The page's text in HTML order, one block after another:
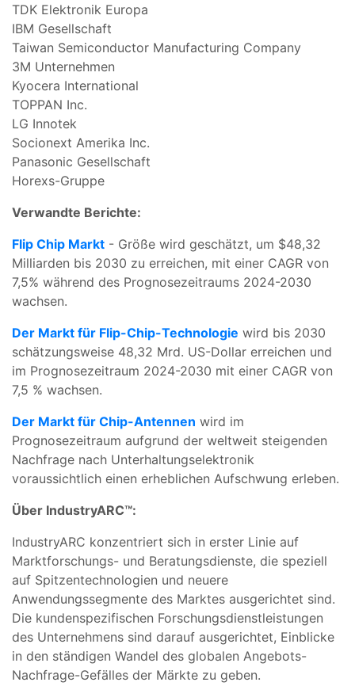
TDK Elektronik Europa
IBM Gesellschaft
Taiwan Semiconductor Manufacturing Company
3M Unternehmen
Kyocera International
TOPPAN Inc.
LG Innotek
Socionext Amerika Inc.
Panasonic Gesellschaft
Horexs-Gruppe
Verwandte Berichte:
Flip Chip Markt - Größe wird geschätzt, um $48,32
Milliarden bis 2030 zu erreichen, mit einer CAGR von
7,5% während des Prognosezeitraums 2024-2030
wachsen.
Der Markt für Flip-Chip-Technologie wird bis 2030
schätzungsweise 48,32 Mrd. US-Dollar erreichen und
im Prognosezeitraum 2024-2030 mit einer CAGR von
7,5 % wachsen.
Der Markt für Chip-Antennen wird im
Prognosezeitraum aufgrund der weltweit steigenden
Nachfrage nach Unterhaltungselektronik
voraussichtlich einen erheblichen Aufschwung erleben.
Über IndustryARC™:
IndustryARC konzentriert sich in erster Linie auf
Marktforschungs- und Beratungsdienste, die speziell
auf Spitzentechnologien und neuere
Anwendungssegmente des Marktes ausgerichtet sind.
Die kundenspezifischen Forschungsdienstleistungen
des Unternehmens sind darauf ausgerichtet, Einblicke
in den ständigen Wandel des globalen Angebots-
Nachfrage-Gefälles der Märkte zu geben.